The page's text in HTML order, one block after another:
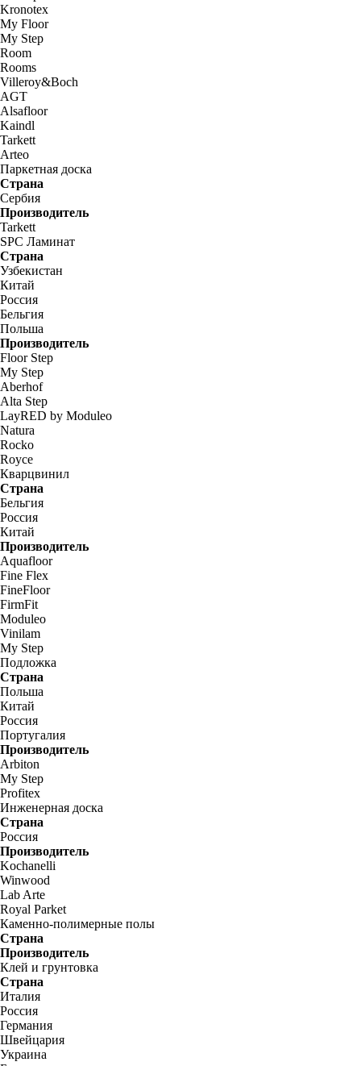
Kronotex
My Floor
My Step
Room
Rooms
Villeroy&Boch
AGT
Alsafloor
Kaindl
Tarkett
Arteo
Паркетная доска
Страна
Сербия
Производитель
Tarkett
SPC Ламинат
Страна
Узбекистан
Китай
Россия
Бельгия
Польша
Производитель
Floor Step
My Step
Aberhof
Alta Step
LayRED by Moduleo
Natura
Rocko
Royce
Кварцвинил
Страна
Бельгия
Россия
Китай
Производитель
Aquafloor
Fine Flex
FineFloor
FirmFit
Moduleo
Vinilam
My Step
Подложка
Страна
Польша
Китай
Россия
Португалия
Производитель
Arbiton
My Step
Profitex
Инженерная доска
Страна
Россия
Производитель
Kochanelli
Winwood
Lab Arte
Royal Parket
Каменно-полимерные полы
Страна
Производитель
Клей и грунтовка
Страна
Италия
Россия
Германия
Швейцария
Украина